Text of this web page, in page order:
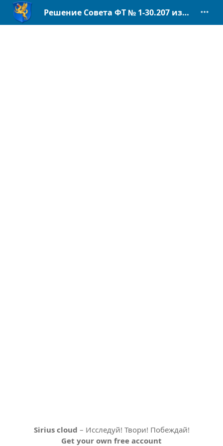
Решение Совета ФТ № 1-30.207 изм. в Положение о КСП.pdf
Sirius cloud – Исследуй! Твори! Побеждай!
Get your own free account